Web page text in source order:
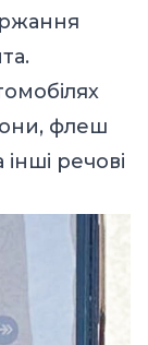
флеш
речові